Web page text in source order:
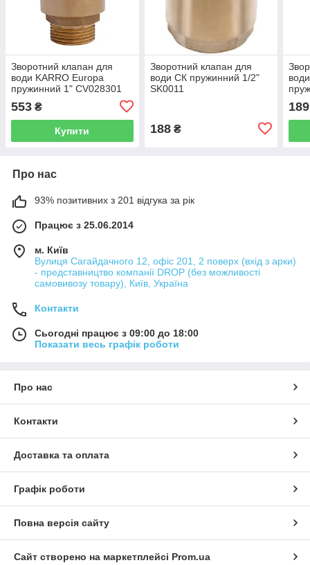
Зворотний клапан для
води KARRO Europa
пружинний 1" CV028301
553 ₴
Купити
Зворотний клапан для
води СК пружинний 1/2"
SK0011
188₴
189
Про нас
93% позитивних з 201 відгука за рік
Працює з 25.06.2014
м. Київ
Вулиця Сагайдачного 12, офіс 201, 2 поверх (вхід з арки)
- представництво компанії DROP (без можливості
самовивозу товару), Київ, Україна
Контакти
Сьогодні працює з 09:00 до 18:00
Показати весь графік роботи
Про нас
Контакти
Доставка та оплата
Графік роботи
Повна версія сайту
Сайт створено на маркетплейсі Prom.ua